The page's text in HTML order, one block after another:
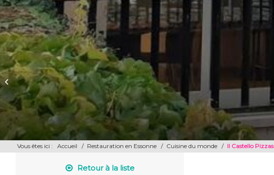
Vous êtes ici : Accueil / Restauration en Essonne / Cuisine du monde / Il Castello Pizzas
Retour à la liste
L’Andréa Ristorante